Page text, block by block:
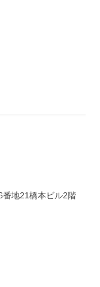
地21橋本ビル2階